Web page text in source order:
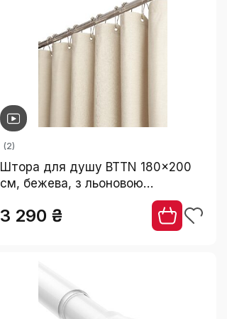
(2)
Штора для душу BTTN 180x200
см, бежева, з льоновою
текстурою, антигрибкова,
поліестер, з гачками та
3 290 ₴